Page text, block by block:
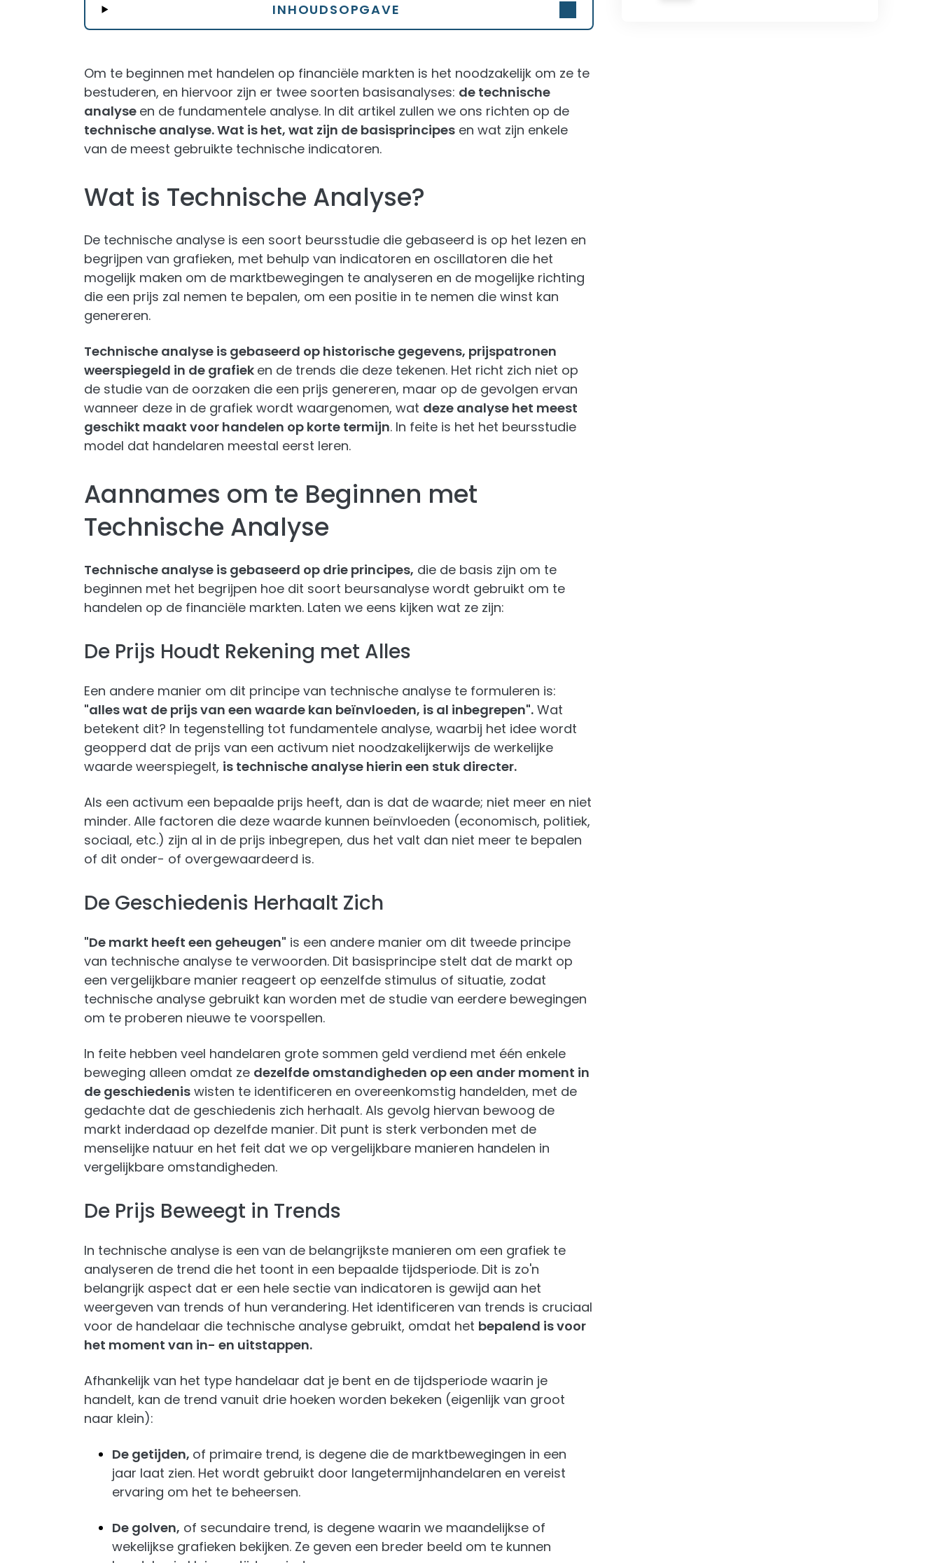
INHOUDSOPGAVE
Om te beginnen met handelen op financiële markten is het noodzakelijk om ze te
bestuderen, en hiervoor zijn er twee soorten basisanalyses: de technische
analyse en de fundamentele analyse. In dit artikel zullen we ons richten op de
technische analyse. Wat is het, wat zijn de basisprincipes en wat zijn enkele
van de meest gebruikte technische indicatoren.
Wat is Technische Analyse?
De technische analyse is een soort beursstudie die gebaseerd is op het lezen en
begrijpen van grafieken, met behulp van indicatoren en oscillatoren die het
mogelijk maken om de marktbewegingen te analyseren en de mogelijke richting
die een prijs zal nemen te bepalen, om een positie in te nemen die winst kan
genereren.
Technische analyse is gebaseerd op historische gegevens, prijspatronen
weerspiegeld in de grafiek en de trends die deze tekenen. Het richt zich niet op
de studie van de oorzaken die een prijs genereren, maar op de gevolgen ervan
wanneer deze in de grafiek wordt waargenomen, wat deze analyse het meest
geschikt maakt voor handelen op korte termijn. In feite is het het beursstudie
model dat handelaren meestal eerst leren.
Aannames om te Beginnen met
Technische Analyse
Technische analyse is gebaseerd op drie principes, die de basis zijn om te
beginnen met het begrijpen hoe dit soort beursanalyse wordt gebruikt om te
handelen op de financiële markten. Laten we eens kijken wat ze zijn:
De Prijs Houdt Rekening met Alles
Een andere manier om dit principe van technische analyse te formuleren is:
"alles wat de prijs van een waarde kan beïnvloeden, is al inbegrepen". Wat
betekent dit? In tegenstelling tot fundamentele analyse, waarbij het idee wordt
geopperd dat de prijs van een activum niet noodzakelijkerwijs de werkelijke
waarde weerspiegelt, is technische analyse hierin een stuk directer.
Als een activum een bepaalde prijs heeft, dan is dat de waarde; niet meer en niet
minder. Alle factoren die deze waarde kunnen beïnvloeden (economisch, politiek,
sociaal, etc.) zijn al in de prijs inbegrepen, dus het valt dan niet meer te bepalen
of dit onder- of overgewaardeerd is.
De Geschiedenis Herhaalt Zich
"De markt heeft een geheugen" is een andere manier om dit tweede principe
van technische analyse te verwoorden. Dit basisprincipe stelt dat de markt op
een vergelijkbare manier reageert op eenzelfde stimulus of situatie, zodat
technische analyse gebruikt kan worden met de studie van eerdere bewegingen
om te proberen nieuwe te voorspellen.
In feite hebben veel handelaren grote sommen geld verdiend met één enkele
beweging alleen omdat ze dezelfde omstandigheden op een ander moment in
de geschiedenis wisten te identificeren en overeenkomstig handelden, met de
gedachte dat de geschiedenis zich herhaalt. Als gevolg hiervan bewoog de
markt inderdaad op dezelfde manier. Dit punt is sterk verbonden met de
menselijke natuur en het feit dat we op vergelijkbare manieren handelen in
vergelijkbare omstandigheden.
De Prijs Beweegt in Trends
In technische analyse is een van de belangrijkste manieren om een grafiek te
analyseren de trend die het toont in een bepaalde tijdsperiode. Dit is zo'n
belangrijk aspect dat er een hele sectie van indicatoren is gewijd aan het
weergeven van trends of hun verandering. Het identificeren van trends is cruciaal
voor de handelaar die technische analyse gebruikt, omdat het bepalend is voor
het moment van in- en uitstappen.
Afhankelijk van het type handelaar dat je bent en de tijdsperiode waarin je
handelt, kan de trend vanuit drie hoeken worden bekeken (eigenlijk van groot
naar klein):
De getijden, of primaire trend, is degene die de marktbewegingen in een
jaar laat zien. Het wordt gebruikt door langetermijnhandelaren en vereist
ervaring om het te beheersen.
De golven, of secundaire trend, is degene waarin we maandelijkse of
wekelijkse grafieken bekijken. Ze geven een breder beeld om te kunnen